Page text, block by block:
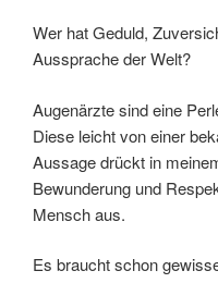
Wer hat Geduld,
Aussprache der Welt?
Augenärzte sind eine
Diese leicht von einer
Aussage drückt in
Bewunderung und
Mensch aus.
Es braucht schon